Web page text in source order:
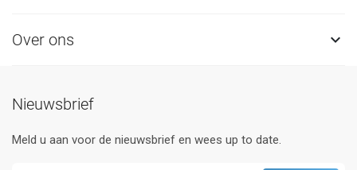
Over ons 
Nieuwsbrief
Meld u aan voor de nieuwsbrief en wees up to date.